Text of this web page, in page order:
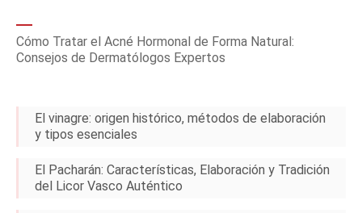
Cómo Tratar el Acné Hormonal de Forma Natural:
Consejos de Dermatólogos Expertos
El vinagre: origen histórico, métodos de elaboración
y tipos esenciales
El Pacharán: Características, Elaboración y Tradición
del Licor Vasco Auténtico